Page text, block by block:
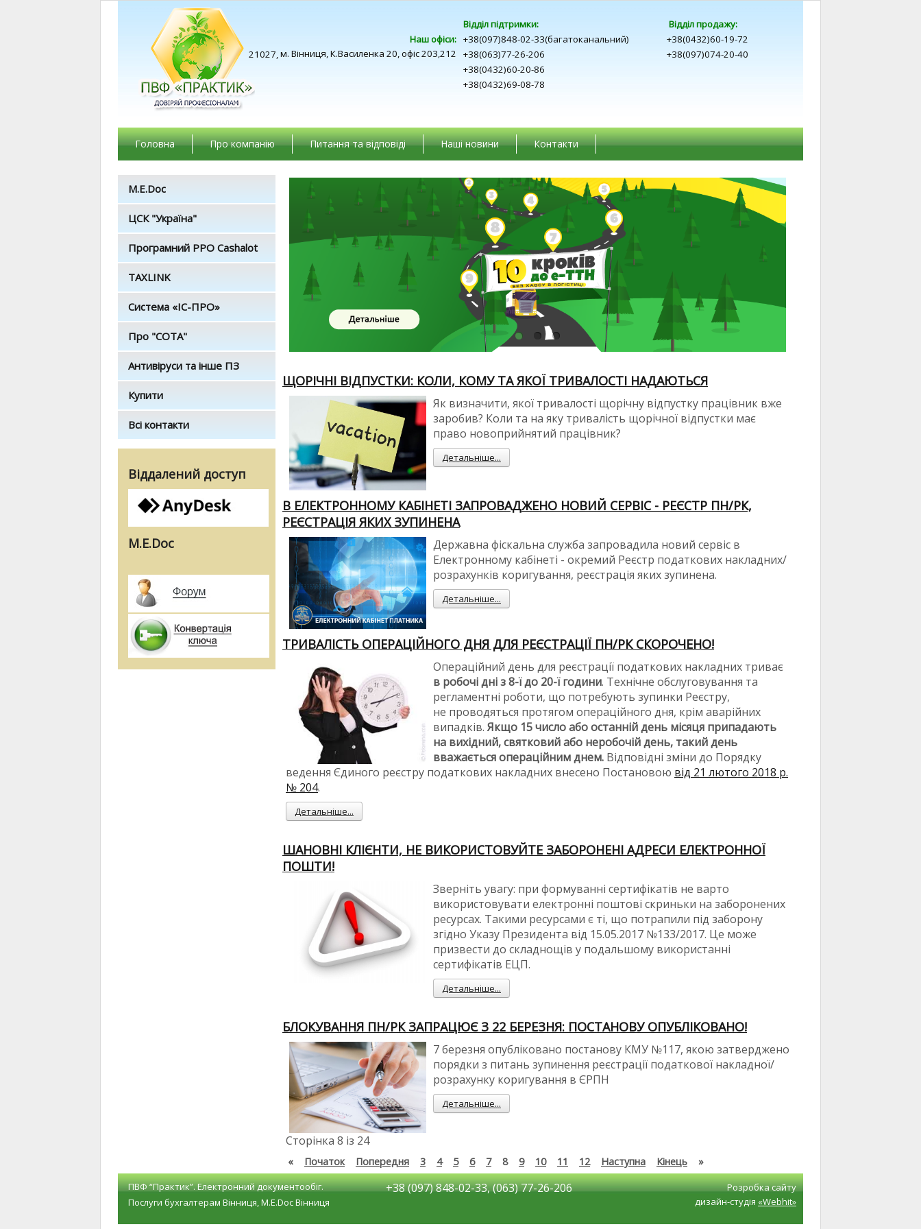
Наш офіси:
21027,м. Вінниця, К.Василенка 20, офіс 203,212
Відділ підтримки:
+38(097)848-02-33(багатоканальний)
+38(063)77-26-206
+38(0432)60-20-86
+38(0432)69-08-78
Відділ продажу:
+38(0432)60-19-72
+38(097)074-20-40
Головна Про компанію Питання та відповіді Наші новини Контакти
M.E.Doc
ЦСК "Україна"
Програмний РРО Cashalot
TAXLINK
Система «ІС-ПРО»
Про "СОТА"
Антивіруси та інше ПЗ
Купити
Всі контакти
Віддалений доступ
M.E.Doc
ЩОРІЧНІ ВІДПУСТКИ: КОЛИ, КОМУ ТА ЯКОЇ ТРИВАЛОСТІ НАДАЮТЬСЯ
Як визначити, якої тривалості щорічну відпустку працівник вже
заробив? Коли та на яку тривалість щорічної відпустки має
право новоприйнятий працівник?
Детальніше...
В ЕЛЕКТРОННОМУ КАБІНЕТІ ЗАПРОВАДЖЕНО НОВИЙ СЕРВІС - РЕЄСТР ПН/РК,
РЕЄСТРАЦІЯ ЯКИХ ЗУПИНЕНА
Державна фіскальна служба запровадила новий сервіс в
Електронному кабінеті - окремий Реєстр податкових накладних/
розрахунків коригування, реєстрація яких зупинена.
Детальніше...
ТРИВАЛІСТЬ ОПЕРАЦІЙНОГО ДНЯ ДЛЯ РЕЄСТРАЦІЇ ПН/РК СКОРОЧЕНО!
Операційний день для реєстрації податкових накладних триває
в робочі дні з 8-ї до 20-ї години. Технічне обслуговування та
регламентні роботи, що потребують зупинки Реєстру,
не проводяться протягом операційного дня, крім аварійних
випадків. Якщо 15 число або останній день місяця припадають
на вихідний, святковий або неробочій день, такий день
вважається операційним днем. Відповідні зміни до Порядку
ведення Єдиного реєстру податкових накладних внесено Постановою від 21 лютого 2018 р.
№ 204.
Детальніше...
ШАНОВНІ КЛІЄНТИ, НЕ ВИКОРИСТОВУЙТЕ ЗАБОРОНЕНІ АДРЕСИ ЕЛЕКТРОННОЇ
ПОШТИ!
Зверніть увагу: при формуванні сертифікатів не варто
використовувати електронні поштові скриньки на заборонених
ресурсах. Такими ресурсами є ті, що потрапили під заборону
згідно Указу Президента від 15.05.2017 №133/2017. Це може
призвести до складнощів у подальшому використанні
сертифікатів ЕЦП.
Детальніше...
БЛОКУВАННЯ ПН/РК ЗАПРАЦЮЄ З 22 БЕРЕЗНЯ: ПОСТАНОВУ ОПУБЛІКОВАНО!
7 березня опубліковано постанову КМУ №117, якою затверджено
порядки з питань зупинення реєстрації податкової накладної/
розрахунку коригування в ЄРПН
Детальніше...
Сторінка 8 із 24
« Початок Попередня 3 4 5 6 7 8 9 10 11 12 Наступна Кінець »
ПВФ “Практик”. Електронний документообіг.
Послуги бухгалтерам Вінниця, M.E.Doc Вінниця
+38 (097) 848-02-33, (063) 77-26-206
Розробка сайту
дизайн-студія «Webhit»